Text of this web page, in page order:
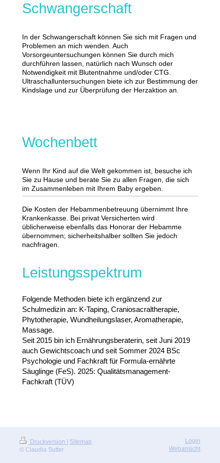
Schwangerschaft
In der Schwangerschaft können Sie sich mit Fragen und
Problemen an mich wenden. Auch
Vorsorgeuntersuchungen können Sie durch mich
durchführen lassen, natürlich nach Wunsch oder
Notwendigkeit mit Blutentnahme und/oder CTG.
Ultraschalluntersuchungen biete ich zur Bestimmung der
Kindslage und zur Überprüfung der Herzaktion an.
Wochenbett
Wenn Ihr Kind auf die Welt gekommen ist, besuche ich
Sie zu Hause und berate Sie zu allen Fragen, die sich
im Zusammenleben mit Ihrem Baby ergeben.
Die Kosten der Hebammenbetreuung übernimmt Ihre
Krankenkasse. Bei privat Versicherten wird
üblicherweise ebenfalls das Honorar der Hebamme
übernommen; sicherheitshalber sollten Sie jedoch
nachfragen.
Leistungsspektrum
Folgende Methoden biete ich ergänzend zur
Schulmedizin an: K-Taping, Craniosacraltherapie,
Phytotherapie, Wundheilungslaser, Aromatherapie,
Massage.
Seit 2015 bin ich Ernährungsberaterin, seit Juni 2019
auch Gewichtscoach und seit Sommer 2024 BSc
Psychologie und Fachkraft für Formula-ernährte
Säuglinge (FeS). 2025: Qualitätsmanagement-
Fachkraft (TÜV)
Druckversion
Sitemap
© Claudia Sutter
Login
Webansicht